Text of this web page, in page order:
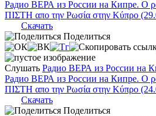
Радио ВЕРА из России на Кипре. Ο
ΠΙΣΤΗ απο την Ρωσία στην Κύπρο
Скачать
Поделиться
Слушать Радио ВЕРА из России на
Радио ВЕРА из России на Кипре. Ο
ΠΙΣΤΗ απο την Ρωσία στην Κύπρο
Скачать
Поделиться